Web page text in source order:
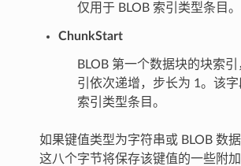
仅用于 BLOB 索引类型条目。
ChunkStart
BLOB 第一个数据块的块索
引依次递增，步长为 1。该
索引类型条目。
如果键值类型为字符串或 BLOB 数
这八个字节将保存该键值的一些附